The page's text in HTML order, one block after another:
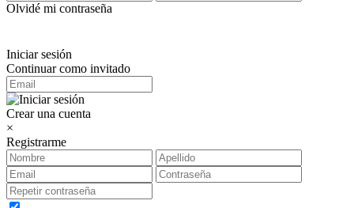
Olvidé mi contraseña
Iniciar sesión
Continuar como invitado
Crear una cuenta
×
Registrarme